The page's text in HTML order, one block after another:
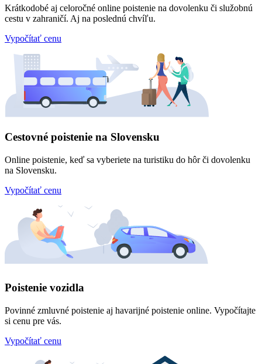
Krátkodobé aj celoročné online poistenie na dovolenku či služobnú
cestu v zahraničí. Aj na poslednú chvíľu.
Vypočítať cenu
Cestovné poistenie na Slovensku
Online poistenie, keď sa vyberiete na turistiku do hôr či dovolenku
na Slovensku.
Vypočítať cenu
Poistenie vozidla
Povinné zmluvné poistenie aj havarijné poistenie online. Vypočítajte
si cenu pre vás.
Vypočítať cenu